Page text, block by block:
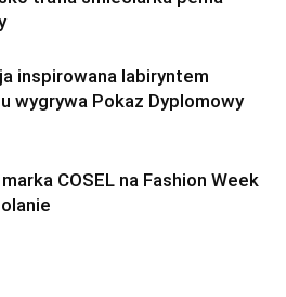
inspirowana labiryntem
wygrywa Pokaz Dyplomowy
COSEL na Fashion Week